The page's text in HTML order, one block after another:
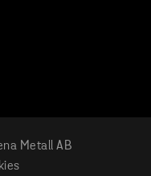
Metall AB